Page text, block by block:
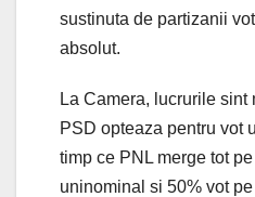
sustinuta de partizanii
absolut.
La Camera, lucrurile
PSD opteaza pentru vot
timp ce PNL merge tot
uninominal si 50% vot